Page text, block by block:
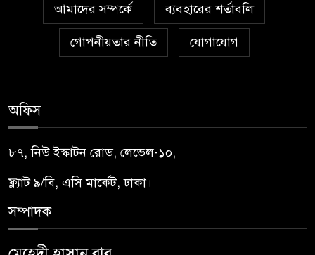
আমাদের সম্পর্কে ব্যবহারের শর্তাবলি
গোপনীয়তার নীতি যোগাযোগ
অফিস
৮৭, নিউ ইস্কাটন রোড, লেভেল-১০,
ফ্ল্যাট ৯/বি, এসি মার্কেট, ঢাকা।
সম্পাদক